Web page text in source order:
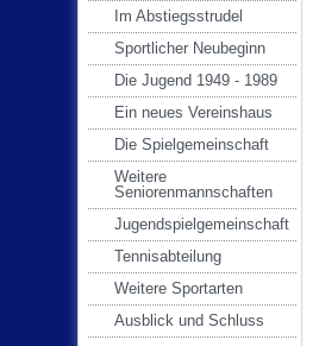
Im Abstiegsstrudel
Sportlicher Neubeginn
Die Jugend 1949 - 1989
Ein neues Vereinshaus
Die Spielgemeinschaft
Weitere
Seniorenmannschaften
Jugendspielgemeinschaft
Tennisabteilung
Weitere Sportarten
Ausblick und Schluss